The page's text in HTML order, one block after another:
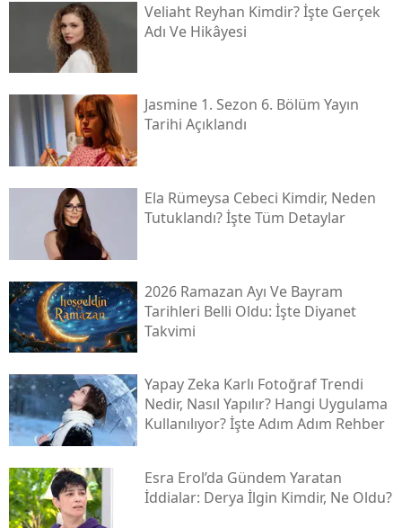
Veliaht Reyhan Kimdir? İşte Gerçek
Adı Ve Hikâyesi
Jasmine 1. Sezon 6. Bölüm Yayın
Tarihi Açıklandı
Ela Rümeysa Cebeci Kimdir, Neden
Tutuklandı? İşte Tüm Detaylar
2026 Ramazan Ayı Ve Bayram
Tarihleri Belli Oldu: İşte Diyanet
Takvimi
Yapay Zeka Karlı Fotoğraf Trendi
Nedir, Nasıl Yapılır? Hangi Uygulama
Kullanılıyor? İşte Adım Adım Rehber
Esra Erol’da Gündem Yaratan
İddialar: Derya İlgin Kimdir, Ne Oldu?